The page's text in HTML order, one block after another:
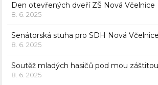
Den otevřených dveří ZŠ Nová Včelnice
8. 6. 2025
Senátorská stuha pro SDH Nová
8. 6. 2025
Soutěž mladých hasičů pod mou záštitou
8. 6. 2025